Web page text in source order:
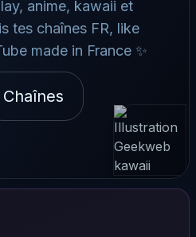
anime, kawaii et
tes chaînes FR, like
made in France ✨
Chaînes